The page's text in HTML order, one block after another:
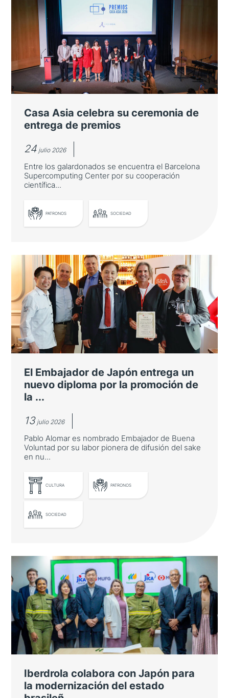
Casa Asia celebra su ceremonia de
entrega de premios
24 julio 2026
Entre los galardonados se encuentra el Barcelona
Supercomputing Center por su cooperación
científica...
PATRONOS SOCIEDAD
Casa Asia celebra su ceremonia de
entrega de premios
Entre los galardonados se encuentra el
Barcelona Supercomputing Center por su
cooperación científica con Japón
El Embajador de Japón entrega un
nuevo diploma por la promoción de
la ...
13julio 2026
Pablo Alomar es nombrado Embajador de Buena
Voluntad por su labor pionera de difusión del sake
en nu...
CULTURA PATRONOS
SOCIEDAD
El Embajador de Japón entrega un
nuevo diploma por la promoción de
la gastronomía japonesa
Pablo Alomar es nombrado Embajador de
Buena Voluntad por su labor pionera de
difusión del sake en nuestro país
Iberdrola colabora con Japón para
la modernización del estado